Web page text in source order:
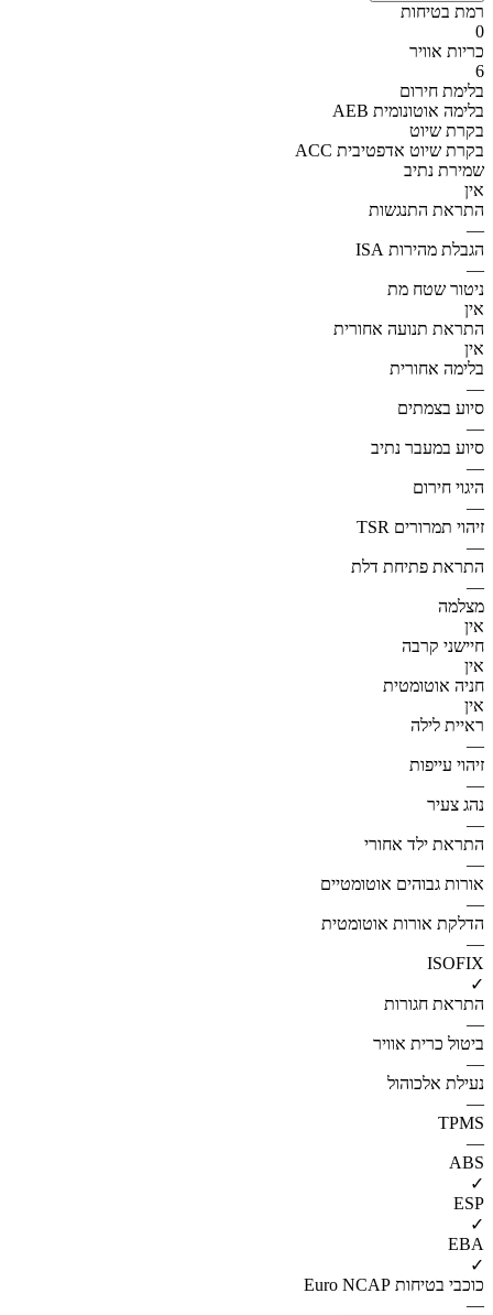
רמת בטיחות
0
כריות אוויר
6
בלימת חירום
AEB בלימה אוטונומית
בקרת שיוט
ACC בקרת שיוט אדפטיבית
שמירת נתיב
אין
התראת התנגשות
—
הגבלת מהירות ISA
—
ניטור שטח מת
אין
התראת תנועה אחורית
אין
בלימה אחורית
—
סיוע בצמתים
—
סיוע במעבר נתיב
—
היגוי חירום
—
זיהוי תמרורים TSR
—
התראת פתיחת דלת
—
מצלמה
אין
חיישני קרבה
אין
חניה אוטומטית
אין
ראיית לילה
—
זיהוי עייפות
—
נהג צעיר
—
התראת ילד אחורי
—
אורות גבוהים אוטומטיים
—
הדלקת אורות אוטומטית
—
ISOFIX
✓
התראת חגורות
—
ביטול כרית אוויר
—
נעילת אלכוהול
—
TPMS
—
ABS
✓
ESP
✓
EBA
✓
כוכבי בטיחות Euro NCAP
—